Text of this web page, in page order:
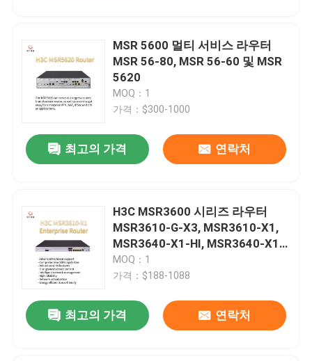
MSR 5600 멀티 서비스 라우터
MSR 56-80, MSR 56-60 및 MSR
5620
MOQ：1
가격：$300-1000
최고의 가격 연락처
H3C MSR3600 시리즈 라우터
MSR3610-G-X3, MSR3610-X1,
MSR3640-X1-HI, MSR3640-X1,
MSR3620-X1
MOQ：1
가격：$188-1088
최고의 가격 연락처